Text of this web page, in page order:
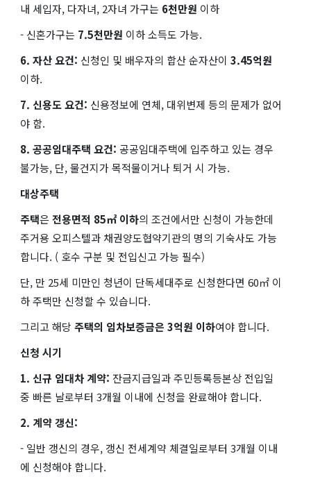
내 세입자, 다자녀, 2자녀 가구는 6천만원 이하
- 신혼가구는 7.5천만원 이하 소득도 가능.
6. 자산 요건: 신청인 및 배우자의 합산 순자산이 3.45억원
이하.
7. 신용도 요건: 신용정보에 연체, 대위변제 등의 문제가 없어
야 함.
8. 공공임대주택 요건: 공공임대주택에 입주하고 있는 경우
불가능, 단, 물건지가 목적물이거나 퇴거 시 가능.
대상주택
주택은 전용면적 85㎡ 이하의 조건에서만 신청이 가능한데
주거용 오피스텔과 채권양도협약기관의 명의 기숙사도 가능
합니다. ( 호수 구분 및 전입신고 가능 필수)
단, 만 25세 미만인 청년이 단독세대주로 신청한다면 60㎡ 이
하 주택만 신청할 수 있습니다.
그리고 해당 주택의 임차보증금은 3억원 이하​여야 합니다.
신청 시기
1. 신규 임대차 계약: 잔금지급일과 주민등록등본상 전입일
중 빠른 날로부터 3개월 이내에 신청을 완료해야 합니다.
2. 계약 갱신:
- 일반 갱신의 경우, 갱신 전세계약 체결일로부터 3개월 이내
에 신청해야 합니다.